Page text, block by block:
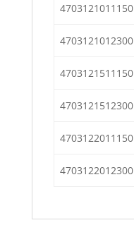
4703121011150
4703121012300
4703121511150
4703121512300
4703122011150
4703122012300